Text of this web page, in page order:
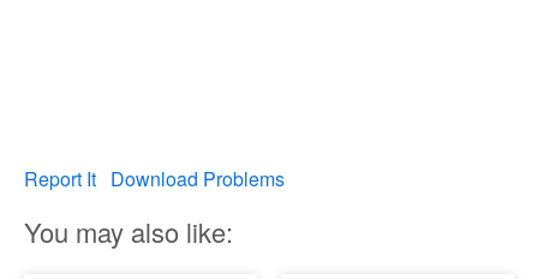
Report It Download Problems
You may also like: